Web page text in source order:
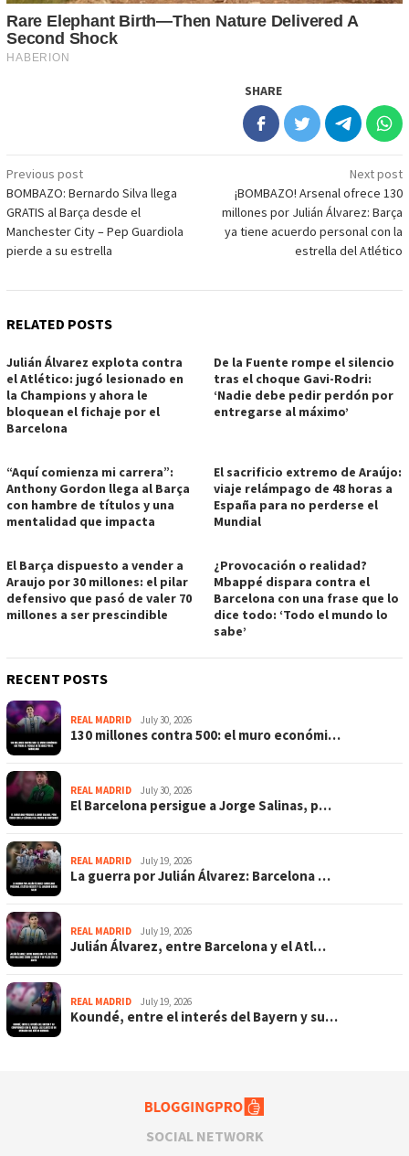
SHARE
Post
navigation
Previous post
BOMBAZO: Bernardo Silva llega
GRATIS al Barça desde el
Manchester City – Pep Guardiola
pierde a su estrella
Next post
¡BOMBAZO! Arsenal ofrece 130
millones por Julián Álvarez: Barça
ya tiene acuerdo personal con la
estrella del Atlético
RELATED POSTS
Julián Álvarez explota contra
el Atlético: jugó lesionado en
la Champions y ahora le
bloquean el fichaje por el
Barcelona
De la Fuente rompe el silencio
tras el choque Gavi-Rodri:
‘Nadie debe pedir perdón por
entregarse al máximo’
“Aquí comienza mi carrera”:
Anthony Gordon llega al Barça
con hambre de títulos y una
mentalidad que impacta
El sacrificio extremo de Araújo:
viaje relámpago de 48 horas a
España para no perderse el
Mundial
El Barça dispuesto a vender a
Araujo por 30 millones: el pilar
defensivo que pasó de valer 70
millones a ser prescindible
¿Provocación o realidad?
Mbappé dispara contra el
Barcelona con una frase que lo
dice todo: ‘Todo el mundo lo
sabe’
RECENT POSTS
REAL MADRID July 30, 2026
130 millones contra 500: el muro económi…
REAL MADRID July 30, 2026
El Barcelona persigue a Jorge Salinas, p…
REAL MADRID July 19, 2026
La guerra por Julián Álvarez: Barcelona …
REAL MADRID July 19, 2026
Julián Álvarez, entre Barcelona y el Atl…
REAL MADRID July 19, 2026
Koundé, entre el interés del Bayern y su…
SOCIAL NETWORK